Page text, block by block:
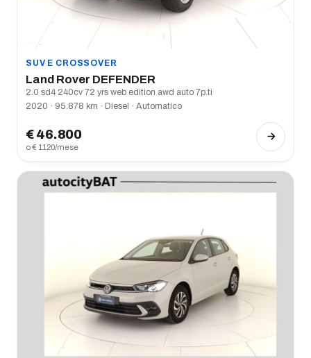
SUV E CROSSOVER
Land Rover DEFENDER
2.0 sd4 240cv 72 yrs web edition awd auto 7p.ti
2020 · 95.878 km · Diesel · Automatico
€ 46.800
o € 1120/mese